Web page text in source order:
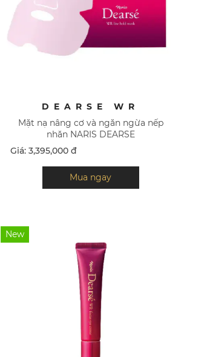
DEARSE WR
Mặt nạ nâng cơ và ngăn ngừa nếp
nhăn NARIS DEARSE
Giá: 3,395,000 đ
Mua ngay
New